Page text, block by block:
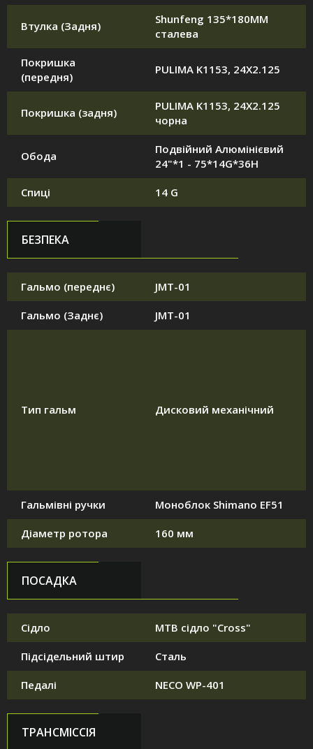
Втулка (Задня)
Shunfeng 135*180MM
сталева
Покришка
(передня)
PULIMA K1153, 24X2.125
Покришка (задня)
PULIMA K1153, 24X2.125
чорна
Обода
Подвійний Алюмінієвий
24"*1 - 75*14G*36H
Спиці 14 G
БЕЗПЕКА
Гальмо (переднє) JMT-01
Гальмо (Заднє) JMT-01
Тип гальм Дисковий механічний
Гальмівні ручки Моноблок Shimano EF51
Діаметр ротора 160 мм
ПОСАДКА
Сідло MTB сідло "Cross"
Підсідельний штир Сталь
Педалі NECO WP-401
ТРАНСМІССІЯ